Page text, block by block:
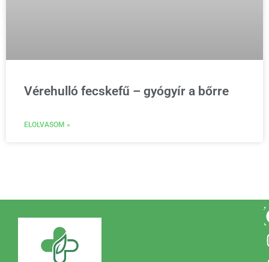
Vérehulló fecskefű – gyógyír a bőrre
ELOLVASOM »